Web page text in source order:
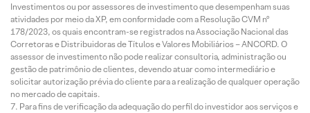
Investimentos ou por assessores de investimento que desempenham suas
atividades por meio da XP, em conformidade com a Resolução CVM nº
178/2023, os quais encontram-se registrados na Associação Nacional das
Corretoras e Distribuidoras de Títulos e Valores Mobiliários – ANCORD. O
assessor de investimento não pode realizar consultoria, administração ou
gestão de patrimônio de clientes, devendo atuar como intermediário e
solicitar autorização prévia do cliente para a realização de qualquer operação
no mercado de capitais.
Para fins de verificação da adequação do perfil do investidor aos serviços e